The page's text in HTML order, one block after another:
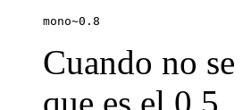
mono~0.8
Cuando no
que es el 0.5.